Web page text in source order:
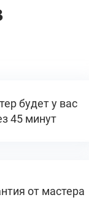
будет у вас
45 минут
от мастера